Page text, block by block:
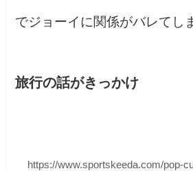
でジョーイに関係がバレてし
旅行の話がきっかけ
https://www.sportskeeda.com/pop-